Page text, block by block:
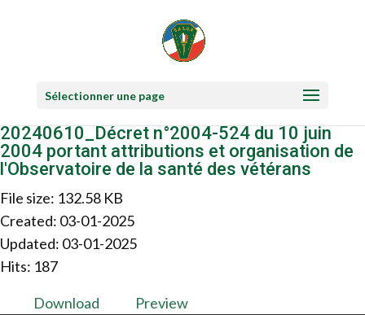
Sélectionner une page
20240610_Décret n°2004-524 du 10 juin
2004 portant attributions et organisation de
l'Observatoire de la santé des vétérans
File size: 132.58 KB
Created: 03-01-2025
Updated: 03-01-2025
Hits: 187
Download Preview